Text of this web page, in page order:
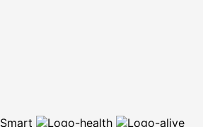
筆，上繪
達十年不曾間斷，沒有一堂課缺席。
以。我為了退休這一天，已經準備、
人生就要起飛，不只是青春不要留
洪婉